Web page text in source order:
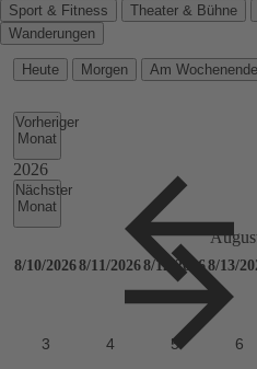
Sport & Fitness
Theater & Bühne
Wanderungen
Heute Morgen Am Wochenende
Vorheriger
Monat
Nächster
Monat